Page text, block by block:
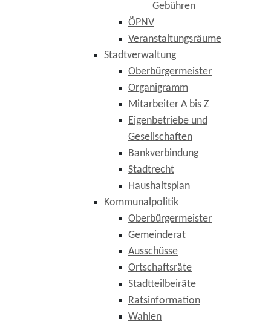
Gebühren
ÖPNV
Veranstaltungsräume
Stadtverwaltung
Oberbürgermeister
Organigramm
Mitarbeiter A bis Z
Eigenbetriebe und
Gesellschaften
Bankverbindung
Stadtrecht
Haushaltsplan
Kommunalpolitik
Oberbürgermeister
Gemeinderat
Ausschüsse
Ortschaftsräte
Stadtteilbeiräte
Ratsinformation
Wahlen